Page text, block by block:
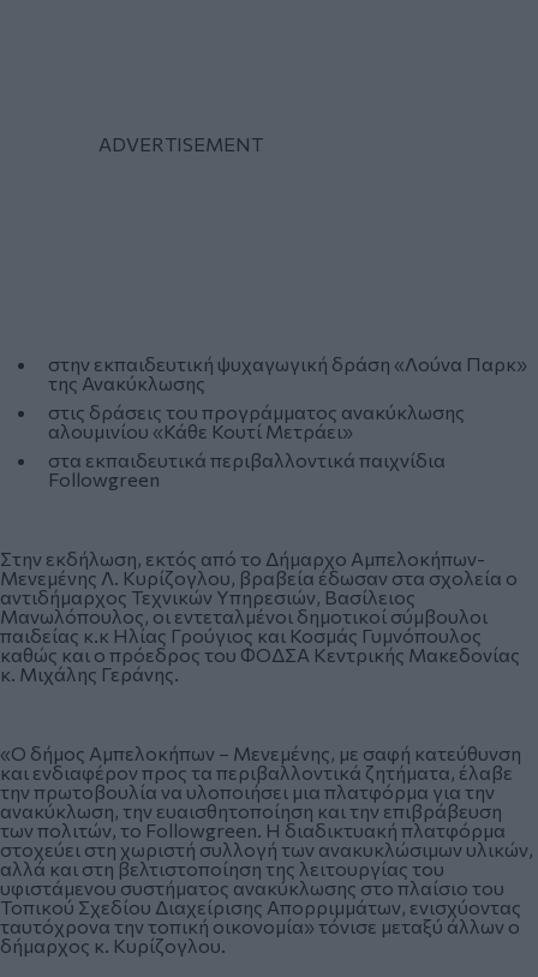
στην εκπαιδευτική ψυχαγωγική δράση «Λούνα Παρκ»
της Ανακύκλωσης
στις δράσεις του προγράμματος ανακύκλωσης
αλουμινίου «Κάθε Κουτί Μετράει»
στα εκπαιδευτικά περιβαλλοντικά παιχνίδια
Followgreen
Στην εκδήλωση, εκτός από το Δήμαρχο Αμπελοκήπων-
Μενεμένης Λ. Κυρίζογλου, βραβεία έδωσαν στα σχολεία ο
αντιδήμαρχος Τεχνικών Υπηρεσιών, Βασίλειος
Μανωλόπουλος, οι εντεταλμένοι δημοτικοί σύμβουλοι
παιδείας κ.κ Ηλίας Γρούγιος και Κοσμάς Γυμνόπουλος
καθώς και ο πρόεδρος του ΦΟΔΣΑ Κεντρικής Μακεδονίας
κ. Μιχάλης Γεράνης.
«Ο δήμος Αμπελοκήπων – Μενεμένης, με σαφή κατεύθυνση
και ενδιαφέρον προς τα περιβαλλοντικά ζητήματα, έλαβε
την πρωτοβουλία να υλοποιήσει μια πλατφόρμα για την
ανακύκλωση, την ευαισθητοποίηση και την επιβράβευση
των πολιτών, το Followgreen. Η διαδικτυακή πλατφόρμα
στοχεύει στη χωριστή συλλογή των ανακυκλώσιμων υλικών,
αλλά και στη βελτιστοποίηση της λειτουργίας του
υφιστάμενου συστήματος ανακύκλωσης στο πλαίσιο του
Τοπικού Σχεδίου Διαχείρισης Απορριμμάτων, ενισχύοντας
ταυτόχρονα την τοπική οικονομία» τόνισε μεταξύ άλλων ο
δήμαρχος κ. Κυρίζογλου.